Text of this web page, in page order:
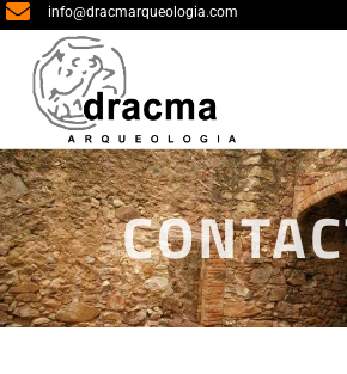
info@dracmarqueologia.com